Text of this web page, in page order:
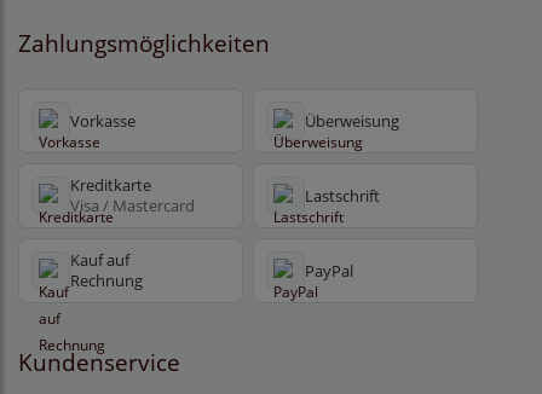
Zahlungsmöglichkeiten
Vorkasse Überweisung
Kreditkarte
Visa / Mastercard Lastschrift
Kauf auf
Rechnung
PayPal
Kundenservice